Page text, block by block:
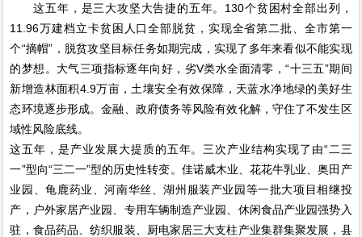
这五年，是三大攻坚大告捷的五年。130个贫困村全部出列，
11.96万建档立卡贫困人口全部脱贫，实现全省第二批、全市第一
个“摘帽”，脱贫攻坚目标任务如期完成，实现了多年来看似不能实现
的梦想。大气三项指标逐年向好，劣V类水全面清零，“十三五”期间
新增造林面积4.9万亩，土壤安全有效保障，天蓝水净地绿的美好生
态环境逐步形成。金融、政府债务等风险有效化解，守住了不发生区
域性风险底线。
这五年，是产业发展大提质的五年。三次产业结构实现了由“二三
一”型向“三二一”型的历史性转变。佳诺威木业、花花牛乳业、奥田产
业园、龟鹿药业、河南华丝、湖州服装产业园等一批大项目相继投
产，户外家居产业园、专用车辆制造产业园、休闲食品产业园强势入
驻，食品药品、纺织服装、厨电家居三大支柱产业集群集聚发展，县